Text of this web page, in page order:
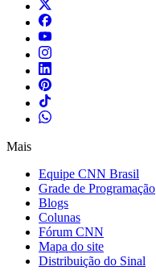
Mais
Equipe CNN Brasil
Grade de Programação
Blogs
Colunas
Fórum CNN
Mapa do site
Distribuição do Sinal